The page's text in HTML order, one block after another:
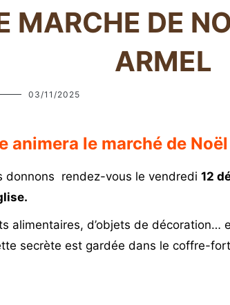
MARCHE DE
ARMEL
03/11/2025
animera le marché de Noël
donnons rendez-vous le vendredi 12
alimentaires, d’objets de décoration…
secrète est gardée dans le coffre-